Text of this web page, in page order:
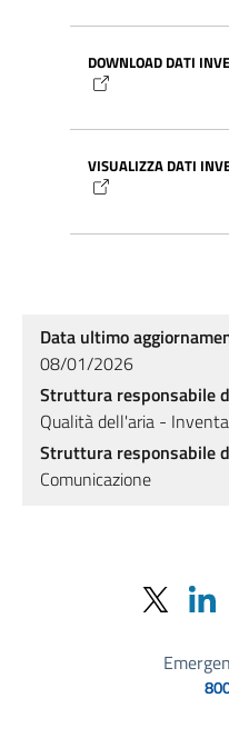
DOWNLOAD DATI
VISUALIZZA DATI
Data ultimo
08/01/2026
Struttura responsabile
Qualità dell'aria -
Struttura responsabile
Comunicazione